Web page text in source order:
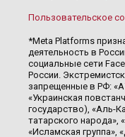
Пользовательское
*Meta Platforms
деятельность в
социальные сети
России.
запрещенные в РФ:
«Украинская
государство), «Аль-
татарского народа»,
«Исламская группа»,